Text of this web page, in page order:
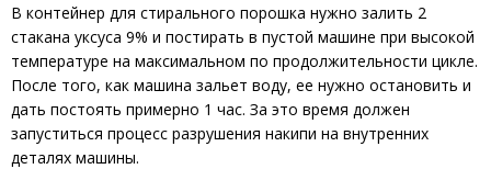
В контейнер для стирального порошка нужно залить 2
стакана уксуса 9% и постирать в пустой машине при высокой
температуре на максимальном по продолжительности цикле.
После того, как машина зальет воду, ее нужно остановить и
дать постоять примерно 1 час. За это время должен
запуститься процесс разрушения накипи на внутренних
деталях машины.